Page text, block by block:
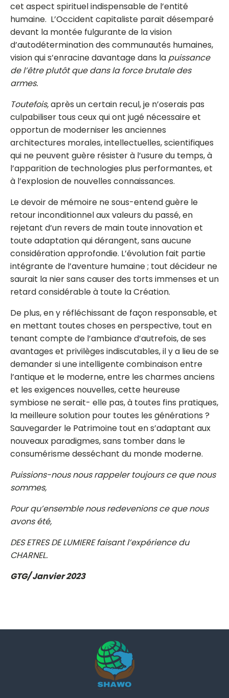
cet aspect spirituel indispensable de l’entité
humaine. L’Occident capitaliste parait désemparé
devant la montée fulgurante de la vision
d’autodétermination des communautés humaines,
vision qui s’enracine davantage dans la puissance
de l’être plutôt que dans la force brutale des
armes.
Toutefois,après un certain recul, je n’oserais pas
culpabiliser tous ceux qui ont jugé nécessaire et
opportun de moderniser les anciennes
architectures morales, intellectuelles, scientifiques
qui ne peuvent guère résister à l’usure du temps, à
l’apparition de technologies plus performantes, et
à l’explosion de nouvelles connaissances.
Le devoir de mémoire ne sous-entend guère le
retour inconditionnel aux valeurs du passé, en
rejetant d’un revers de main toute innovation et
toute adaptation qui dérangent, sans aucune
considération approfondie. L’évolution fait partie
intégrante de l’aventure humaine ; tout décideur ne
saurait la nier sans causer des torts immenses et un
retard considérable à toute la Création.
De plus, en y réfléchissant de façon responsable, et
en mettant toutes choses en perspective, tout en
tenant compte de l’ambiance d’autrefois, de ses
avantages et privilèges indiscutables, il y a lieu de se
demander si une intelligente combinaison entre
l’antique et le moderne, entre les charmes anciens
et les exigences nouvelles, cette heureuse
symbiose ne serait- elle pas, à toutes fins pratiques,
la meilleure solution pour toutes les générations ?
Sauvegarder le Patrimoine tout en s’adaptant aux
nouveaux paradigmes, sans tomber dans le
consumérisme desséchant du monde moderne.
Puissions-nous nous rappeler toujours ce que nous
sommes,
Pour qu’ensemble nous redevenions ce que nous
avons été,
DES ETRES DE LUMIERE faisant l’expérience du
CHARNEL.
GTG/ Janvier 2023